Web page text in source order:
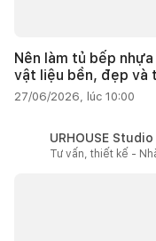
Nên làm tủ bếp
vật liệu bền, đẹp và
27/06/2026, lúc 10:00
URHOUSE Studio
Tư vấn, thiết kế -